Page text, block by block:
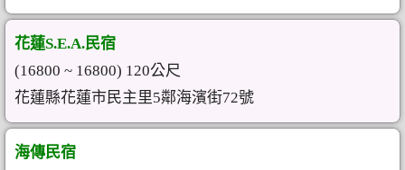
花蓮S.E.A.民宿
(16800 ~ 16800) 120公尺
花蓮縣花蓮市民主里5鄰海濱街72號
海傳民宿